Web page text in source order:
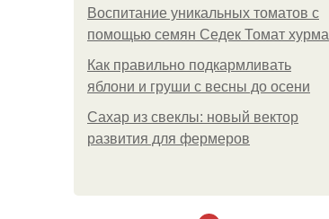
Воспитание уникальных томатов с
помощью семян Седек Томат хурма
Как правильно подкармливать
яблони и груши с весны до осени
Сахар из свеклы: новый вектор
развития для фермеров